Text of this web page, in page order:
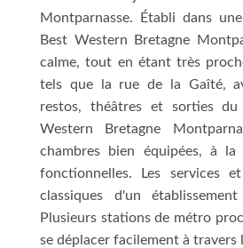
Montparnasse. Établi dans
Best Western Bretagne
calme, tout en étant très
tels que la rue de la Gaîté,
restos, théâtres et sorties
Western Bretagne
chambres bien équipées, à
fonctionnelles. Les services
classiques d'un
Plusieurs stations de métro
se déplacer facilement à travers